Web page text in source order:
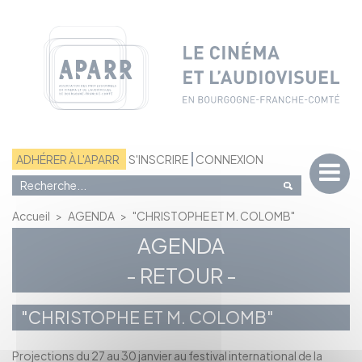
ADHÉRER À L'APARR S'INSCRIRE CONNEXION
Accueil > AGENDA > "CHRISTOPHE ET M. COLOMB"
AGENDA
- RETOUR -
"CHRISTOPHE ET M. COLOMB"
Projections du 27 au 30 janvier au festival international de la